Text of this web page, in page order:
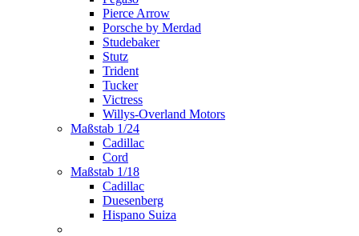
Pierce Arrow
Porsche by Merdad
Studebaker
Stutz
Trident
Tucker
Victress
Willys-Overland Motors
Maßstab 1/24
Cadillac
Cord
Maßstab 1/18
Cadillac
Duesenberg
Hispano Suiza